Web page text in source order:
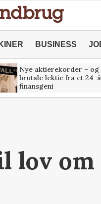
BUSINESS
Nye aktierekorder – og
brutale lektie fra et 24-
finansgeni
lov om